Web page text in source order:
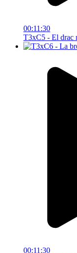
00:11:30
T3xC5 - El drac
00:11:30